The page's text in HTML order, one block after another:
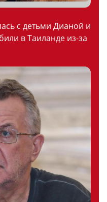
с детьми Дианой и
в Таиланде из-за